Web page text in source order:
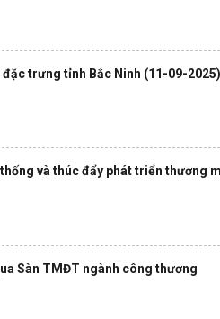
đặc trưng tỉnh Bắc Ninh (11-09-2025)
và thúc đẩy phát triển thương
Sàn TMĐT ngành công thương